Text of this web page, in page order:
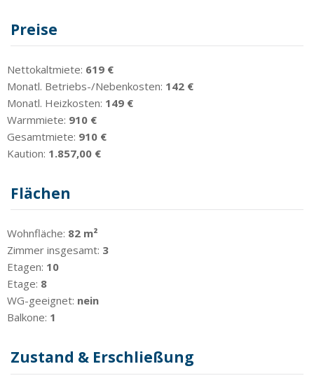
Preise
Nettokaltmiete: 619 €
Monatl. Betriebs-/Nebenkosten: 142 €
Monatl. Heizkosten: 149 €
Warmmiete: 910 €
Gesamtmiete: 910 €
Kaution: 1.857,00 €
Flächen
Wohnfläche: 82 m²
Zimmer insgesamt: 3
Etagen: 10
Etage: 8
WG-geeignet: nein
Balkone: 1
Zustand & Erschließung